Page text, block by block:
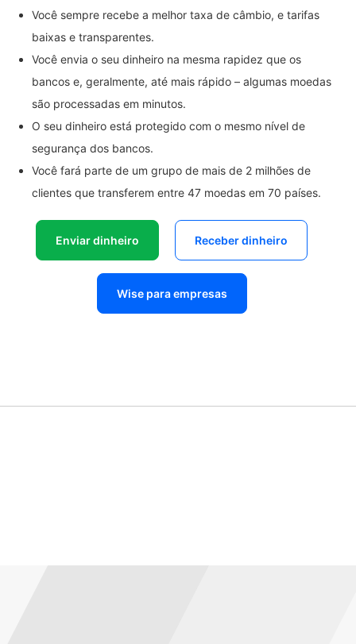
Você sempre recebe a melhor taxa de câmbio, e tarifas
baixas e transparentes.
Você envia o seu dinheiro na mesma rapidez que os
bancos e, geralmente, até mais rápido – algumas moedas
são processadas em minutos.
O seu dinheiro está protegido com o mesmo nível de
segurança dos bancos.
Você fará parte de um grupo de mais de 2 milhões de
clientes que transferem entre 47 moedas em 70 países.
Enviar dinheiro Receber dinheiro
Wise para empresas